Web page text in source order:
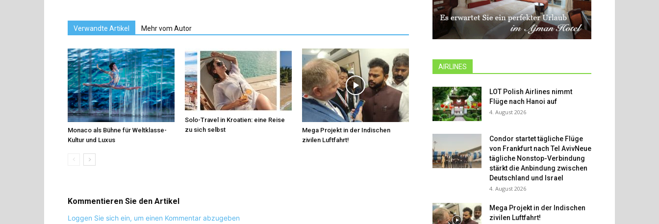
Verwandte Artikel Mehr vom Autor
Monaco als Bühne für Weltklasse-
Kultur und Luxus
Solo-Travel in Kroatien: eine Reise
zu sich selbst
Mega Projekt in der Indischen
zivilen Luftfahrt!
Kommentieren Sie den Artikel
Loggen Sie sich ein, um einen Kommentar abzugeben
AIRLINES
LOT Polish Airlines nimmt
Flüge nach Hanoi auf
4. August 2026
Condor startet tägliche Flüge
von Frankfurt nach Tel AvivNeue
tägliche Nonstop-Verbindung
stärkt die Anbindung zwischen
Deutschland und Israel
4. August 2026
Mega Projekt in der Indischen
zivilen Luftfahrt!